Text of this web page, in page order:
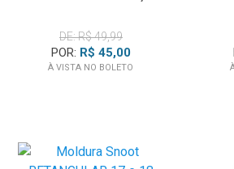
DE: R$ 49,99
POR: R$ 45,00
À VISTA NO BOLETO